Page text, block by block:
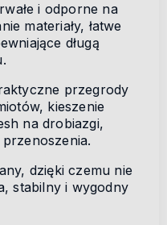
i odporne na
materiały, łatwe
długą
przegrody
kieszenie
na drobiazgi,
dzięki czemu nie
stabilny i wygodny